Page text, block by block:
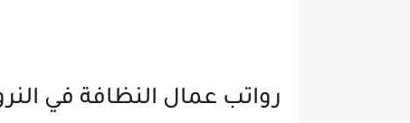
رواتب عمال النظافة في